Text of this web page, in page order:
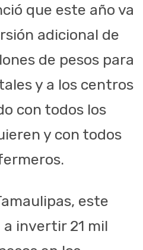
que este año va
adicional de
de pesos para
y a los centros
con todos los
y con todos
este
a invertir 21 mil